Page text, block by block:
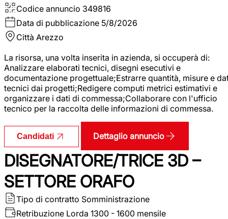
Codice annuncio 349816
Data di pubblicazione 5/8/2026
Città Arezzo
La risorsa, una volta inserita in azienda, si occuperà di:
Analizzare elaborati tecnici, disegni esecutivi e
documentazione progettuale;Estrarre quantità, misure e
tecnici dai progetti;Redigere computi metrici estimativi e
organizzare i dati di commessa;Collaborare con l'ufficio
tecnico per la raccolta delle informazioni di commessa.
Candidati Dettaglio annuncio
DISEGNATORE/TRICE 3D –
SETTORE ORAFO
Tipo di contratto Somministrazione
Retribuzione Lorda 1300 - 1600 mensile